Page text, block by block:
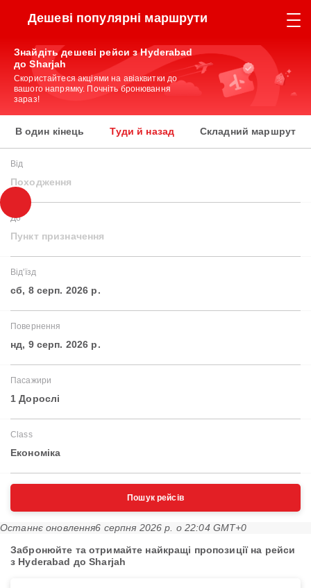
Дешеві популярні маршрути
Знайдіть дешеві рейси з Hyderabad
до Sharjah
Скористайтеся акціями на авіаквитки до
вашого напрямку. Почніть бронювання
зараз!
В один кінець Туди й назад Складний маршрут
Від
Походження
До
Пункт призначення
Від'їзд
сб, 8 серп. 2026 р.
Повернення
нд, 9 серп. 2026 р.
Пасажири
1 Дорослі
Class
Економіка
Пошук рейсів
Останнє оновлення6 серпня 2026 р. о 22:04 GMT+0
Забронюйте та отримайте найкращі пропозиції на рейси
з Hyderabad до Sharjah